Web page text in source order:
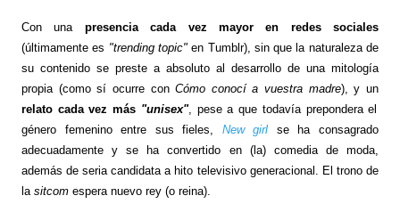
Con una presencia cada vez mayor en redes sociales
(últimamente es "trending topic"en Tumblr), sin que la naturaleza de
su contenido se preste a absoluto al desarrollo de una mitología
propia (como sí ocurre conCómo conocí a vuestra madre), y un
relato cada vez más "unisex", pese a que todavía prepondera el
género femenino entre sus fieles, New girl se ha consagrado
adecuadamente y se ha convertido en (la) comedia de moda,
además de seria candidata a hito televisivo generacional. El trono de
la sitcomespera nuevo rey (o reina).